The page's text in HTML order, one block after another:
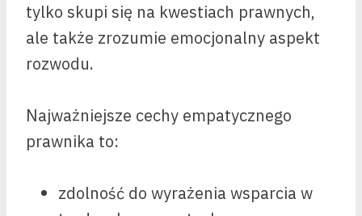
tylko skupi się na kwestiach prawnych,
ale także zrozumie emocjonalny aspekt
rozwodu.
Najważniejsze cechy empatycznego
prawnika to:
zdolność do wyrażenia wsparcia w